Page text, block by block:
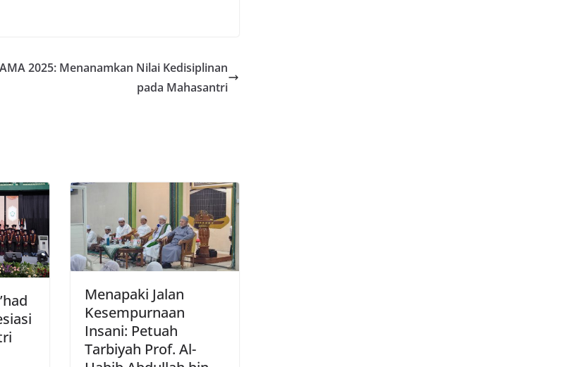
2025: Menanamkan Nilai Kedisiplinan
pada Mahasantri
Menapaki Jalan
Kesempurnaan
Insani: Petuah
Tarbiyah Prof. Al-